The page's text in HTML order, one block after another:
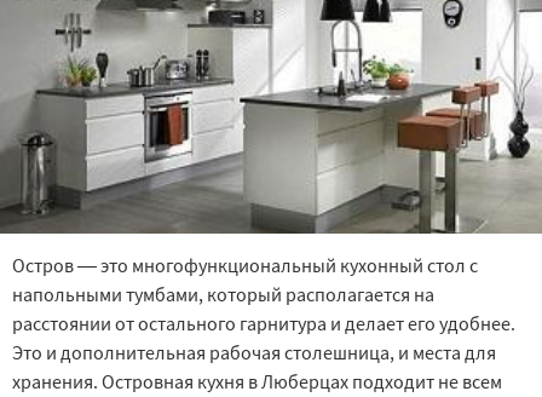
Остров — это многофункциональный кухонный стол с
напольными тумбами, который располагается на
расстоянии от остального гарнитура и делает его удобнее.
Это и дополнительная рабочая столешница, и места для
хранения. Островная кухня в Люберцах подходит не всем